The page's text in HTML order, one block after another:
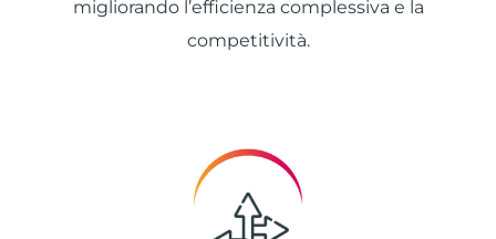
migliorando l’efficienza complessiva e la
competitività.